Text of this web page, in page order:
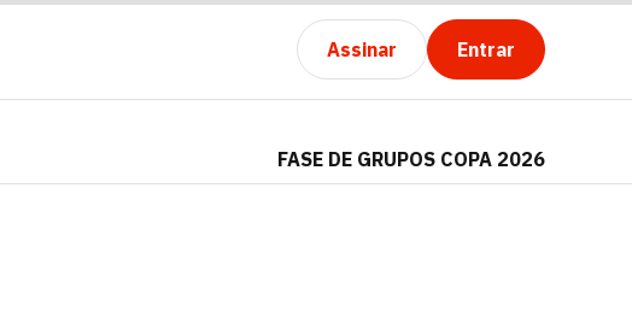
Assinar Entrar
FASE DE GRUPOS COPA 2026